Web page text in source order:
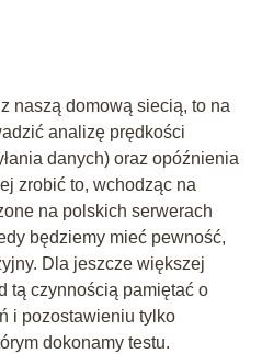
naszą domową siecią, to na
analizę prędkości
danych) oraz opóźnienia
zrobić to, wchodząc na
na polskich serwerach
będziemy mieć pewność,
Dla jeszcze większej
tą czynnością pamiętać o
i pozostawieniu tylko
dokonamy testu.